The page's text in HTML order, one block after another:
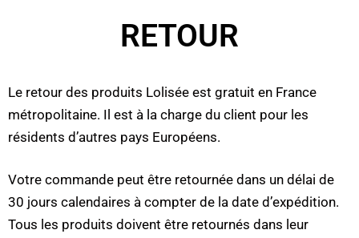
RETOUR
Le retour des produits Lolisée est gratuit en France
métropolitaine. Il est à la charge du client pour les
résidents d’autres pays Européens.
Votre commande peut être retournée dans un délai de
30 jours calendaires à compter de la date d’expédition.
Tous les produits doivent être retournés dans leur